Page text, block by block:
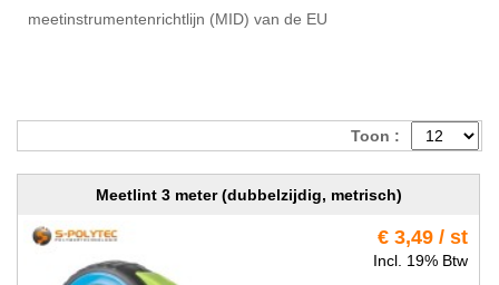
meetinstrumentenrichtlijn (MID) van de EU
Toon :
Meetlint 3 meter (dubbelzijdig, metrisch)
€ 3,49 / st
Incl. 19% Btw